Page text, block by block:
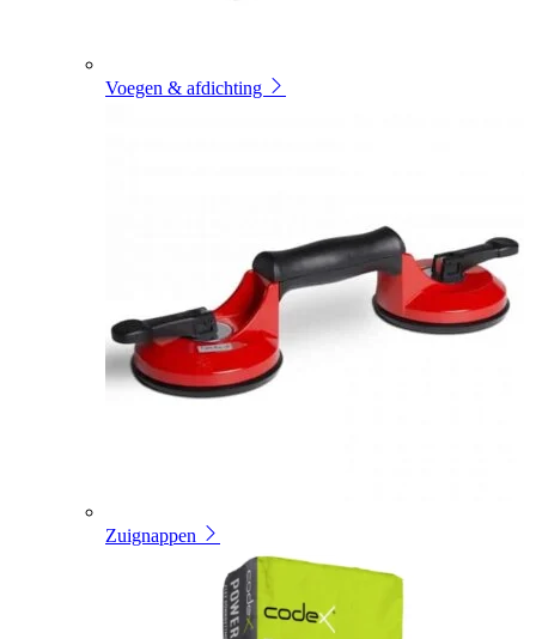
Voegen & afdichting
Zuignappen